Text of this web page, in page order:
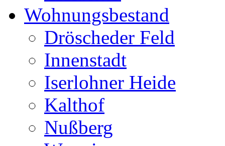
Wohnungsbestand
Dröscheder Feld
Innenstadt
Iserlohner Heide
Kalthof
Nußberg